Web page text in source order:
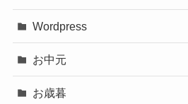
Wordpress
お中元
お歳暮